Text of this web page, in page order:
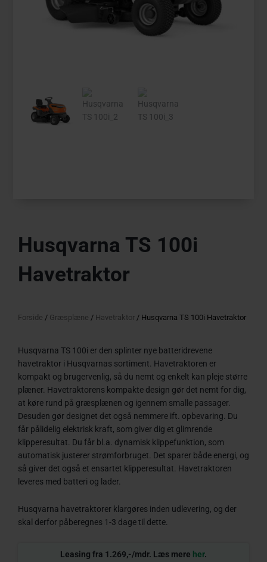
Husqvarna TS 100i
Havetraktor
Forside / Græsplæne / Havetraktor / Husqvarna TS 100i Havetraktor
Husqvarna TS 100i er den splinter nye batteridrevene
havetraktor i Husqvarnas sortiment. Havetraktoren er
kompakt og brugervenlig, så du nemt og enkelt kan pleje større
plæner. Havetraktorens kompakte design gør det nemt for dig,
at køre rund på græsplænen og igennem smalle passager.
Desuden gør designet det også nemmere ift. opbevaring. Du
får pålidelig elektrisk kraft, som giver dig et glimrende
klipperesultat. Du får bl.a. dynamisk klippefunktion, som
automatisk justerer strømforbruget. Det sparer både energi, og
så giver det også et ensartet klipperesultat. Havetraktoren
leveres med batteri og lader.
Husqvarna havetraktorer klargøres inden udlevering, og der
skal derfor påberegnes 1-3 dage til dette.
Leasing fra 1.269,-/mdr. Læs mere her.